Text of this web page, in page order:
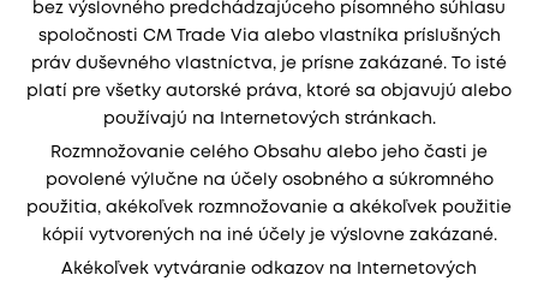
bez výslovného predchádzajúceho písomného súhlasu
spoločnosti CM Trade Via alebo vlastníka príslušných
práv duševného vlastníctva, je prísne zakázané. To isté
platí pre všetky autorské práva, ktoré sa objavujú alebo
používajú na Internetových stránkach.
Rozmnožovanie celého Obsahu alebo jeho časti je
povolené výlučne na účely osobného a súkromného
použitia, akékoľvek rozmnožovanie a akékoľvek použitie
kópií vytvorených na iné účely je výslovne zakázané.
Akékoľvek vytváranie odkazov na Internetových